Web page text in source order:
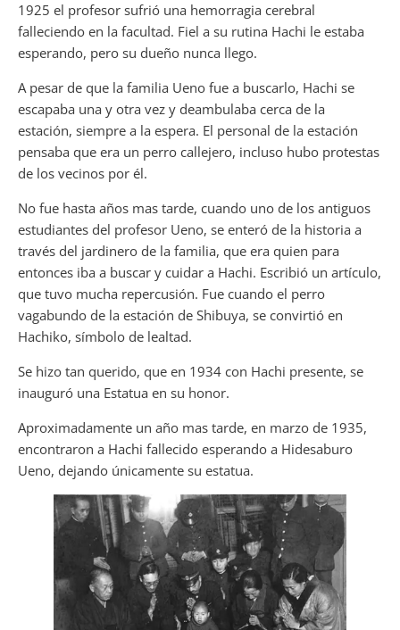
1925 el profesor sufrió una hemorragia cerebral
falleciendo en la facultad. Fiel a su rutina Hachi le estaba
esperando, pero su dueño nunca llego.
A pesar de que la familia Ueno fue a buscarlo, Hachi se
escapaba una y otra vez y deambulaba cerca de la
estación, siempre a la espera. El personal de la estación
pensaba que era un perro callejero, incluso hubo protestas
de los vecinos por él.
No fue hasta años mas tarde, cuando uno de los antiguos
estudiantes del profesor Ueno, se enteró de la historia a
través del jardinero de la familia, que era quien para
entonces iba a buscar y cuidar a Hachi. Escribió un artículo,
que tuvo mucha repercusión. Fue cuando el perro
vagabundo de la estación de Shibuya, se convirtió en
Hachiko, símbolo de lealtad.
Se hizo tan querido, que en 1934 con Hachi presente, se
inauguró una Estatua en su honor.
Aproximadamente un año mas tarde, en marzo de 1935,
encontraron a Hachi fallecido esperando a Hidesaburo
Ueno, dejando únicamente su estatua.